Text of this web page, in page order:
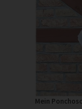
Mein